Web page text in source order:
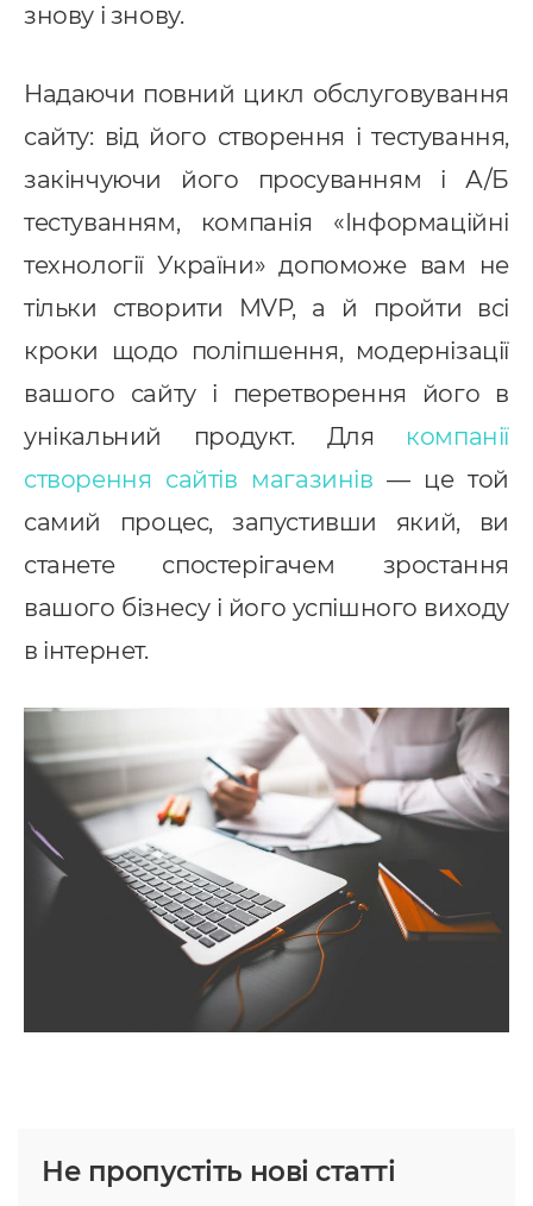
знову і знову.
Надаючи повний цикл обслуговування
сайту: від його створення і тестування,
закінчуючи його просуванням і А/Б
тестуванням, компанія «Інформаційні
технології України» допоможе вам не
тільки створити MVP, а й пройти всі
кроки щодо поліпшення, модернізації
вашого сайту і перетворення його в
унікальний продукт. Для компанії
створення сайтів магазинів— це той
самий процес, запустивши який, ви
станете спостерігачем зростання
вашого бізнесу і його успішного виходу
в інтернет.
Не пропустіть нові статті